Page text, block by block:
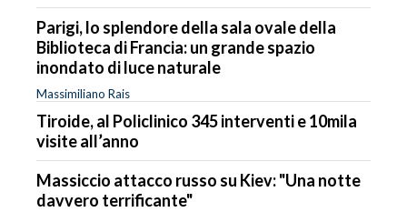
Parigi, lo splendore della sala ovale della
Biblioteca di Francia: un grande spazio
inondato di luce naturale
Massimiliano Rais
Tiroide, al Policlinico 345 interventi e 10mila
visite all’anno
Massiccio attacco russo su Kiev: "Una notte
davvero terrificante"